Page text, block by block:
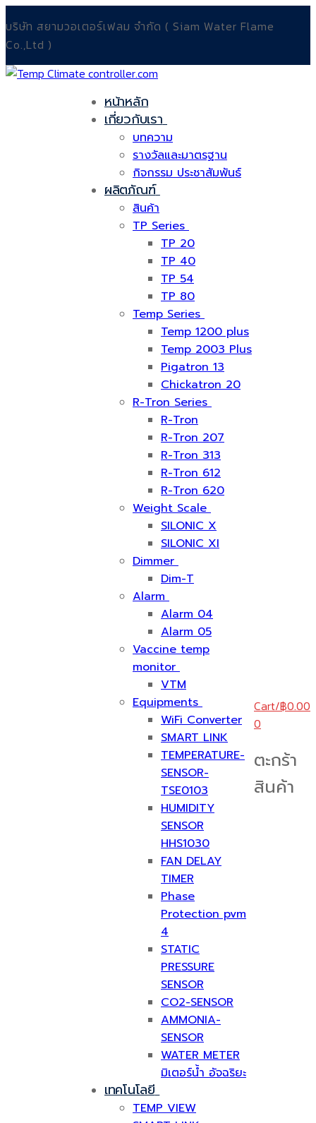
to
content
บริษัท สยามวอเตอร์เฟลม จำกัด ( Siam Water Flame
Co.,Ltd )
หน้าหลัก
เกี่ยวกับเรา
บทความ
รางวัลและมาตรฐาน
กิจกรรม ประชาสัมพันธ์
ผลิตภัณฑ์
สินค้า
TP Series
TP 20
TP 40
TP 54
TP 80
Temp Series
Temp 1200 plus
Temp 2003 Plus
Pigatron 13
Chickatron 20
R-Tron Series
R-Tron
R-Tron 207
R-Tron 313
R-Tron 612
R-Tron 620
Weight Scale
SILONIC X
SILONIC XI
Dimmer
Dim-T
Alarm
Alarm 04
Alarm 05
Vaccine temp
monitor
VTM
Equipments
WiFi Converter
SMART LINK
TEMPERATURE-
SENSOR-
TSE0103
HUMIDITY
SENSOR
HHS1030
FAN DELAY
TIMER
Phase
Protection pvm
4
STATIC
PRESSURE
SENSOR
CO2-SENSOR
AMMONIA-
SENSOR
WATER METER
มิเตอร์น้ำ อัจฉริยะ
เทคโนโลยี
TEMP VIEW
Cart/฿0.00
0
ตะกร้า
สินค้า